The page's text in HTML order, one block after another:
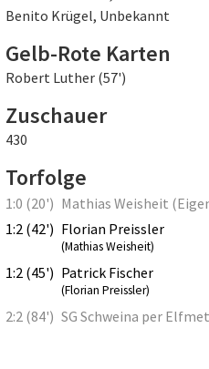
Benito Krügel, Unbekannt
Gelb-Rote Karten
Robert Luther (57')
Zuschauer
430
Torfolge
1:0 (20') Mathias Weisheit
1:2 (42') Florian Preissler
(Mathias Weisheit)
1:2 (45') Patrick Fischer
(Florian Preissler)
2:2 (84') SG Schweina per